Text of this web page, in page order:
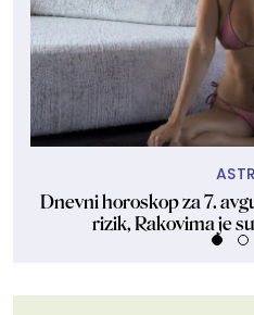
Dnevni horoskop za 7.
rizik, Rakovima je